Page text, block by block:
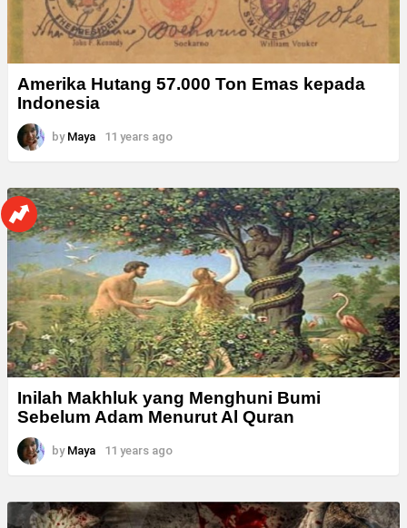
Amerika Hutang 57.000 Ton Emas kepada
Indonesia
by Maya 11 years ago
Inilah Makhluk yang Menghuni Bumi
Sebelum Adam Menurut Al Quran
by Maya 11 years ago